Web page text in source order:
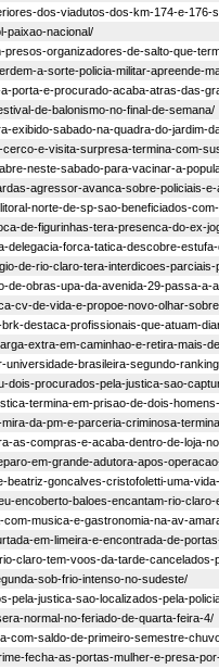
dos-viadutos-dos-km-174-e-176-
paixao-nacional/
organizadores-de-salto-que-
a-sorte-policia-militar-apreende-
porta-e-procurado-acaba-atras-das-
de-balonismo-no-final-de-semana/
exibido-sabado-na-quadra-do-jardim-
e-visita-surpresa-termina-com-
neste-sabado-para-vacinar-a-
agressor-avanca-sobre-policiais-
norte-de-sp-sao-beneficiados-
de-figurinhas-tera-presenca-do-ex-
delegacia-forca-tatica-descobre-
de-rio-claro-tera-interdicoes-
de-obras-upa-da-avenida-29-passa-a-
cv-de-vida-e-propoe-novo-olhar-
destaca-profissionais-que-atuam-
extra-em-caminhao-e-retira-mais-
brasileira-segundo-
dois-procurados-pela-justica-sao-
termina-em-prisao-de-dois-
da-pm-e-parceria-criminosa-
as-compras-e-acaba-dentro-de-loja-
em-grande-adutora-apos-
goncalves-cristofoletti-uma-
encoberto-baloes-encantam-rio-
musica-e-gastronomia-na-av-
em-limeira-e-encontrada-de-
claro-tem-voos-da-tarde-
sob-frio-intenso-no-sudeste/
pela-justica-sao-localizados-pela-
normal-no-feriado-de-quarta-feira-4/
com-saldo-de-primeiro-semestre-
fecha-as-portas-mulher-e-presa-